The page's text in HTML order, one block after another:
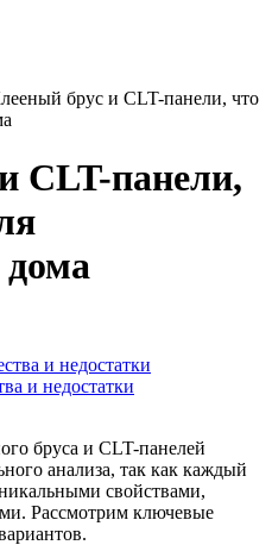
брус и CLT-панели, что
CLT-панели,
дома
и недостатки
и недостатки
бруса и CLT-панелей
анализа, так как каждый
свойствами,
Рассмотрим ключевые